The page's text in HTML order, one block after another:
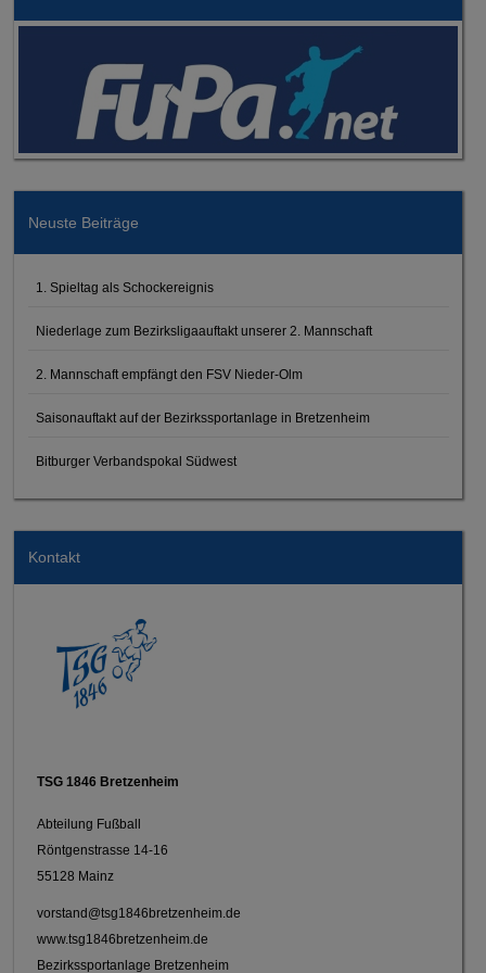
Neuste Beiträge
1. Spieltag als Schockereignis
Niederlage zum Bezirksligaauftakt unserer 2. Mannschaft
2. Mannschaft empfängt den FSV Nieder-Olm
Saisonauftakt auf der Bezirkssportanlage in Bretzenheim
Bitburger Verbandspokal Südwest
Kontakt
TSG 1846 Bretzenheim
Abteilung Fußball
Röntgenstrasse 14-16
55128 Mainz
vorstand@tsg1846bretzenheim.de
www.tsg1846bretzenheim.de
Bezirkssportanlage Bretzenheim